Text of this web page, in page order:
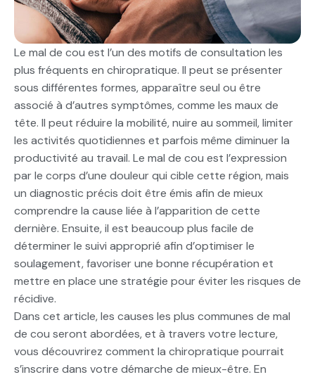
Le mal de cou est l’un des motifs de consultation les
plus fréquents en chiropratique. Il peut se présenter
sous différentes formes, apparaître seul ou être
associé à d’autres symptômes, comme les maux de
tête. Il peut réduire la mobilité, nuire au sommeil, limiter
les activités quotidiennes et parfois même diminuer la
productivité au travail. Le mal de cou est l’expression
par le corps d’une douleur qui cible cette région, mais
un diagnostic précis doit être émis afin de mieux
comprendre la cause liée à l’apparition de cette
dernière. Ensuite, il est beaucoup plus facile de
déterminer le suivi approprié afin d’optimiser le
soulagement, favoriser une bonne récupération et
mettre en place une stratégie pour éviter les risques de
récidive.
Dans cet article, les causes les plus communes de mal
de cou seront abordées, et à travers votre lecture,
vous découvrirez comment la chiropratique pourrait
s’inscrire dans votre démarche de mieux-être. En